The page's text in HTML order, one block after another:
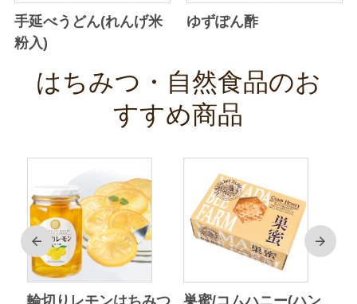
手延べうどん(れんげ米
粉入)
ゆずぽん酢
はちみつ・自然食品のお
すすめ商品
前 次